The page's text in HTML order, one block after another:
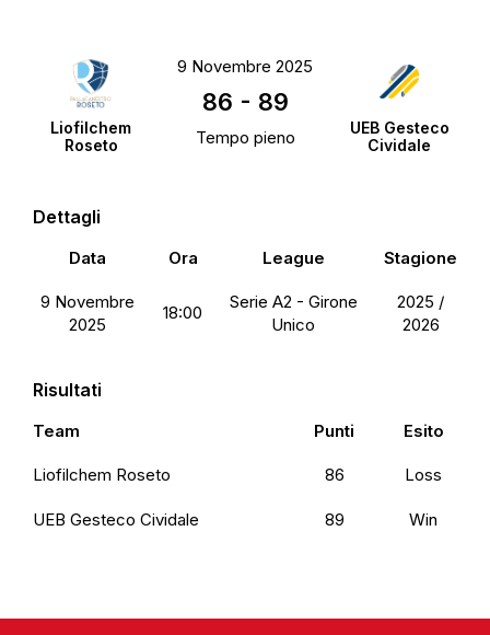
Liofilchem
Roseto
UEB Gesteco
Cividale
9 Novembre 2025
86 - 89
Tempo pieno
Dettagli
Data Ora League Stagione
9 Novembre
2025
18:00
Serie A2 - Girone
Unico
2025 /
2026
Risultati
Team Punti Esito
Liofilchem Roseto 86 Loss
UEB Gesteco Cividale 89 Win